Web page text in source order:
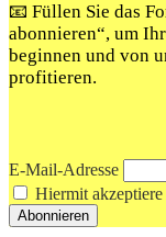
📧 Füllen Sie das
abonnieren“, um
beginnen und von
profitieren.
E-Mail-Adresse
Hiermit